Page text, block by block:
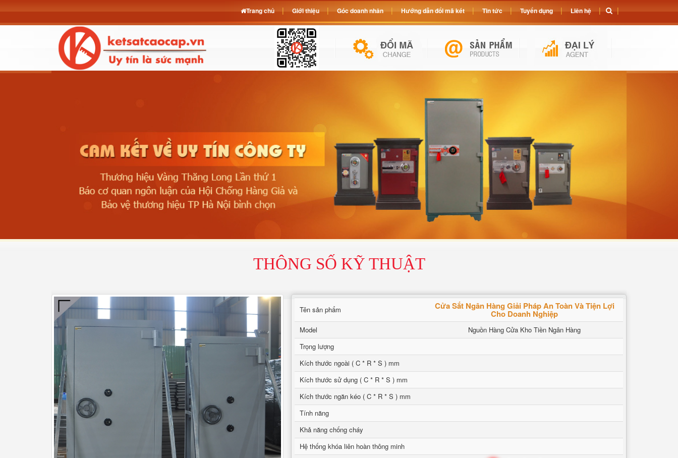
THÔNG SỐ KỸ THUẬT
Tên sản phẩm Cửa Sắt Ngân Hàng Giải Pháp An Toàn Và Tiện Lợi
Cho Doanh Nghiệp
Model
Nguồn Hàng Cửa Kho Tiền Ngân Hàng
Trọng lượng
Kích thước ngoài ( C * R * S ) mm
Kích thước sử dụng ( C * R * S ) mm
Kích thước ngăn kéo ( C * R * S ) mm
Tính năng
Khả năng chống cháy
Hệ thống khóa liên hoàn thông minh
Trang chủ Giới thiệu Góc doanh nhân Hướng dẫn đổi mã két Tin tức Tuyển dụng Liên hệ